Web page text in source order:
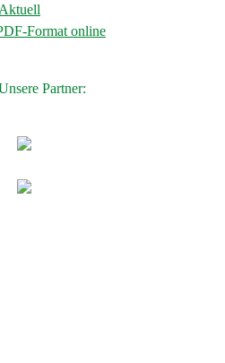
Format online
Partner: